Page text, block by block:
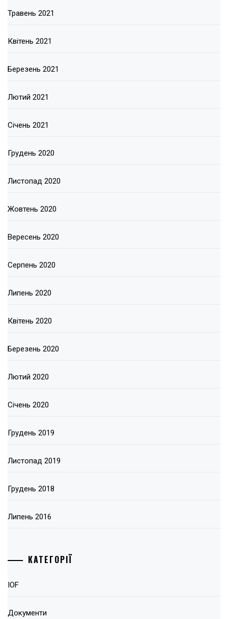
Травень 2021
Квітень 2021
Березень 2021
Лютий 2021
Січень 2021
Грудень 2020
Листопад 2020
Жовтень 2020
Вересень 2020
Серпень 2020
Липень 2020
Квітень 2020
Березень 2020
Лютий 2020
Січень 2020
Грудень 2019
Листопад 2019
Грудень 2018
Липень 2016
КАТЕГОРІЇ
IOF
Документи